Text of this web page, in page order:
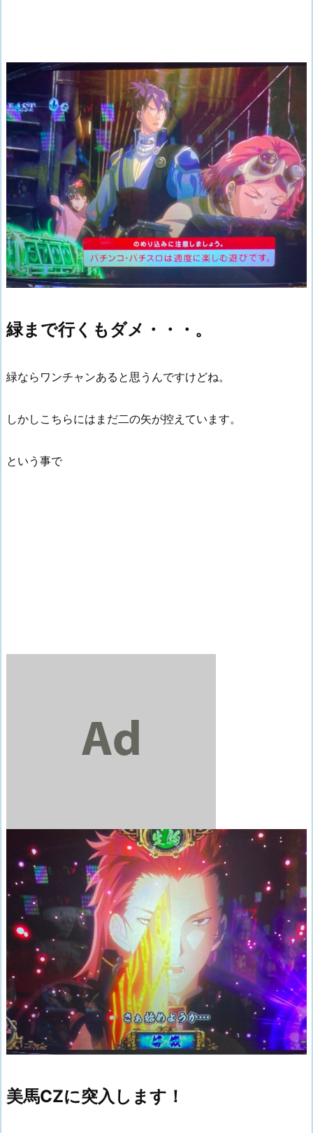
緑まで行くもダメ・・・。
緑ならワンチャンあると思うんですけどね。
しかしこちらにはまだ二の矢が控えています。
という事で
美馬CZに突入します！